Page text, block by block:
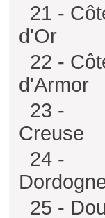
21 -
d'Or
22 -
d'Armor
23 -
Creuse
24 -
25 -